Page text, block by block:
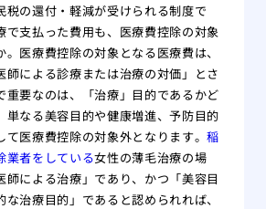
税の還付・軽減が受けられる制度で
で支払った費用も、医療費控除の対象
。医療費控除の対象となる医療費は、
師による診療または治療の対価」とさ
重要なのは、「治療」目的であるかど
単なる美容目的や健康増進、予防目的
て医療費控除の対象外となります。稲
業者をしている女性の薄毛治療の場
師による治療」であり、かつ「美容目
治療目的」であると認められれば、